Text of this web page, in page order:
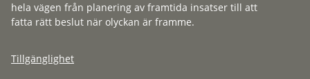
hela vägen från planering av framtida insatser till att
fatta rätt beslut när olyckan är framme.
Tillgänglighet